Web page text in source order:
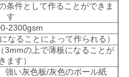
条件として作ることができま
す
2300gsm
なることによって作られる）
3mmの上で薄板になることが
ます）
強い灰色板/灰色のボール紙